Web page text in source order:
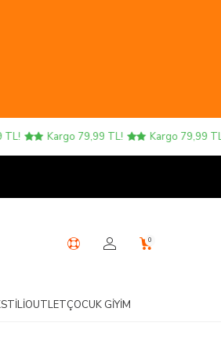
Kargo 79,99 TL! Kargo 79,99 TL!
0
OUTLETÇOCUK GIYIM